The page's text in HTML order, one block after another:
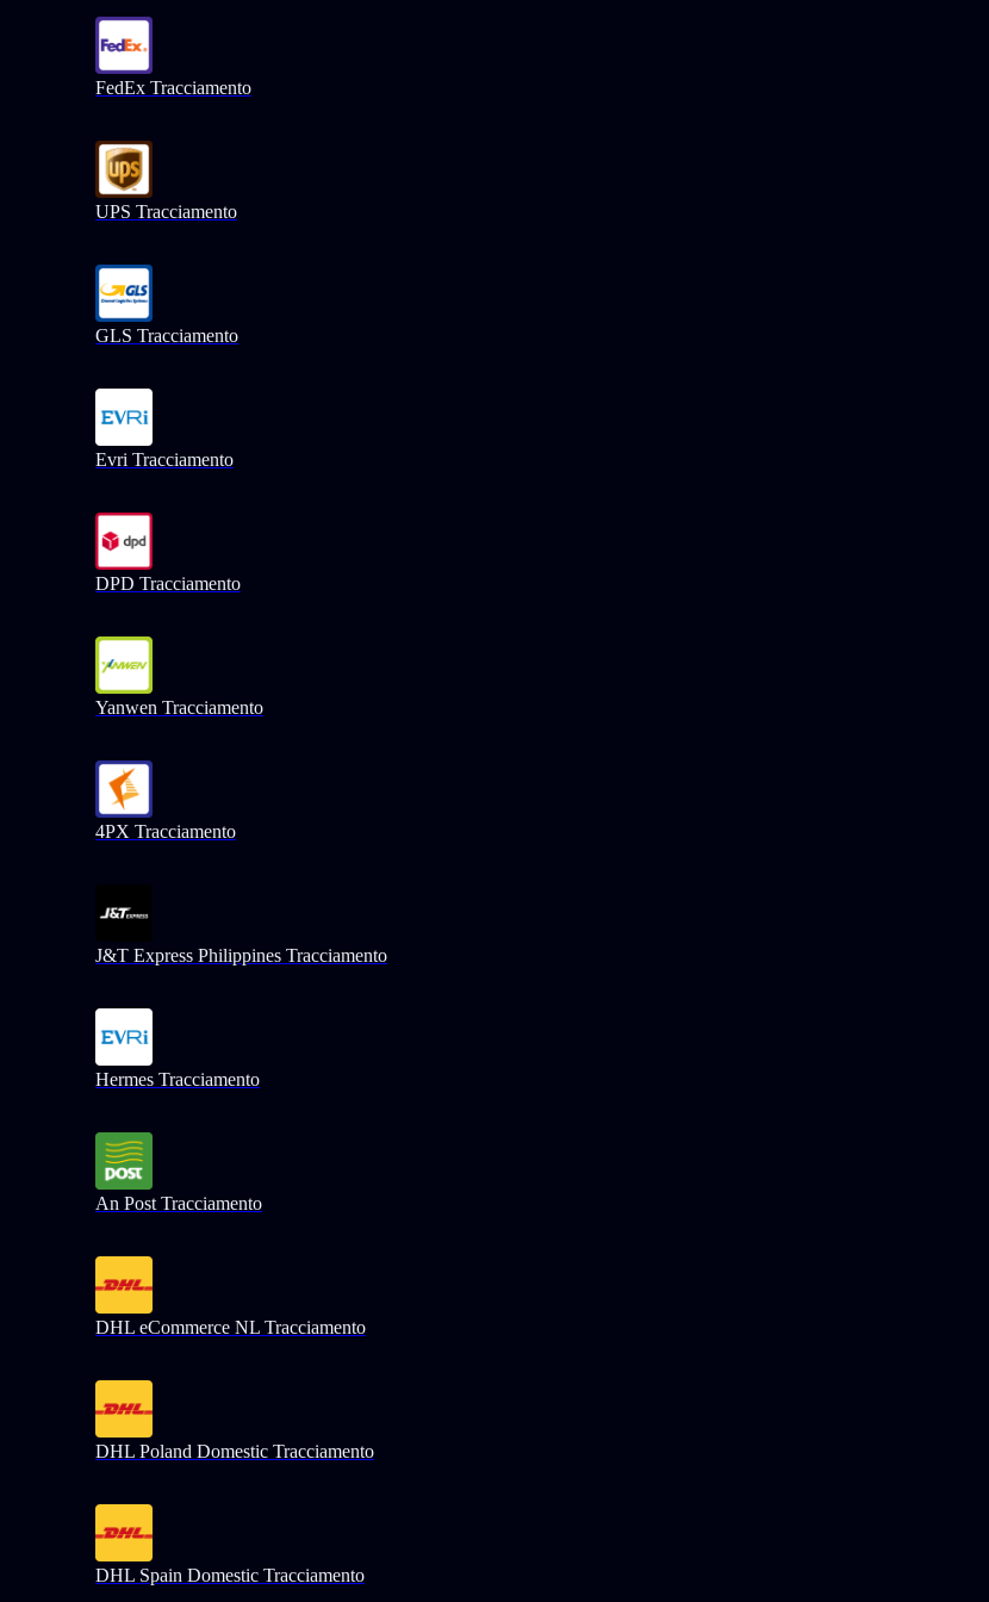
FedEx Tracciamento
UPS Tracciamento
GLS Tracciamento
Evri Tracciamento
DPD Tracciamento
Yanwen Tracciamento
4PX Tracciamento
J&T Express Philippines Tracciamento
Hermes Tracciamento
An Post Tracciamento
DHL eCommerce NL Tracciamento
DHL Poland Domestic Tracciamento
DHL Spain Domestic Tracciamento